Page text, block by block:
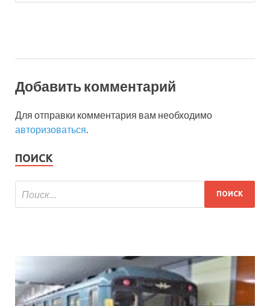
Добавить комментарий
Для отправки комментария вам необходимо
авторизоваться
ПОИСК